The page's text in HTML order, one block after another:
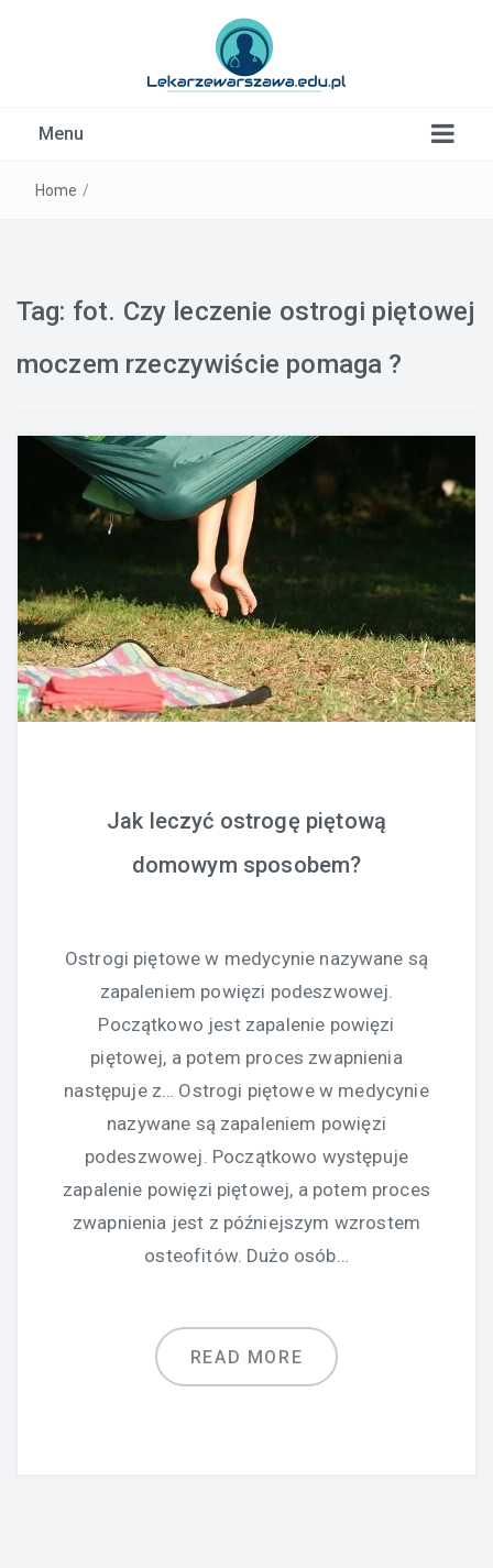
Menu
Home /
Tag: fot. Czy leczenie ostrogi piętowej
moczem rzeczywiście pomaga ?
Jak leczyć ostrogę piętową
domowym sposobem?
Ostrogi piętowe w medycynie nazywane są
zapaleniem powięzi podeszwowej.
Początkowo jest zapalenie powięzi
piętowej, a potem proces zwapnienia
następuje z… Ostrogi piętowe w medycynie
nazywane są zapaleniem powięzi
podeszwowej. Początkowo występuje
zapalenie powięzi piętowej, a potem proces
zwapnienia jest z późniejszym wzrostem
osteofitów. Dużo osób…
READ MORE